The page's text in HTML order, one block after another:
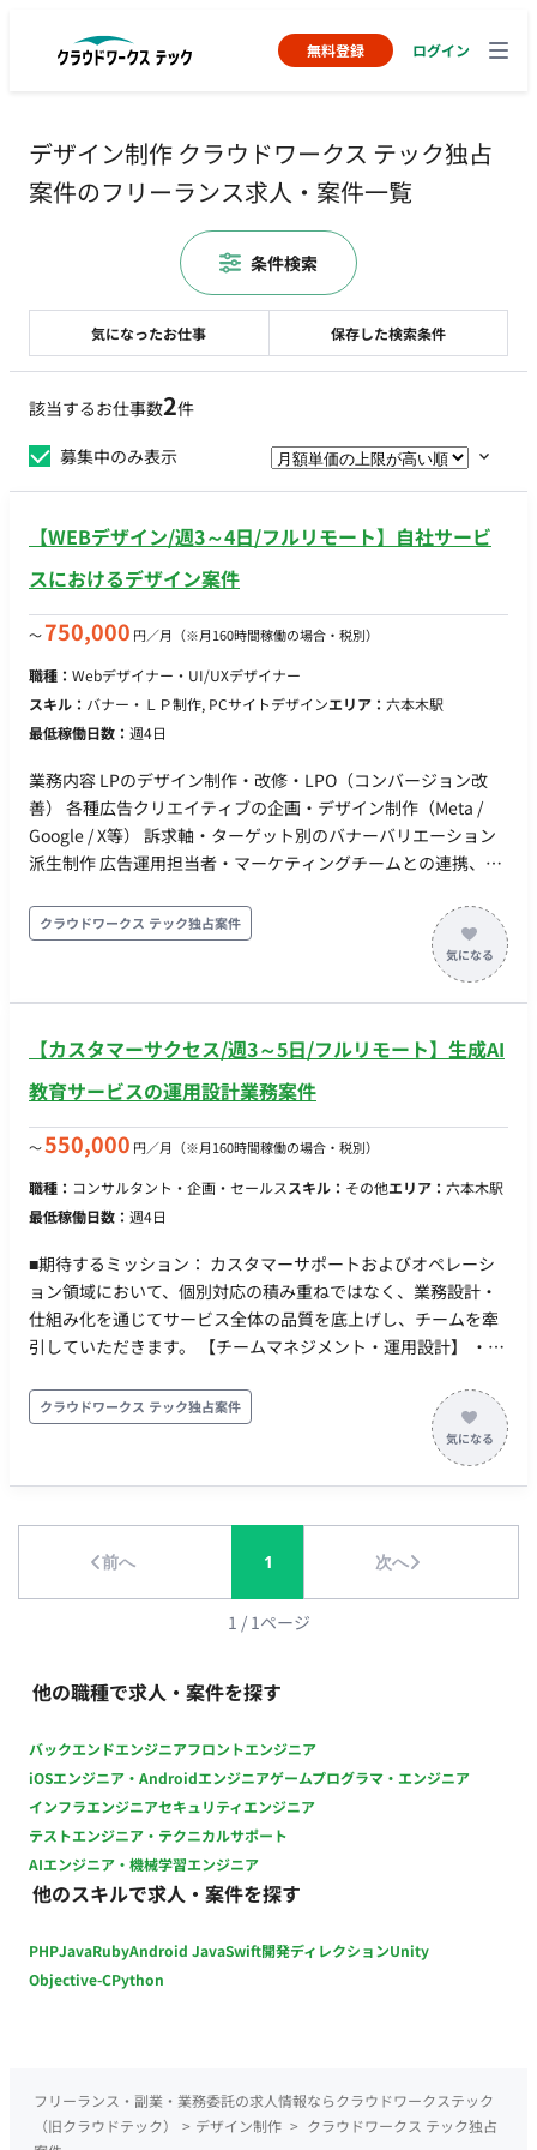
無料登録 ログイン
デザイン制作 クラウドワークス テック独占
案件のフリーランス求人・案件一覧
該当するお仕事数2件
募集中のみ表示
【WEBデザイン/週3～4日/フルリモート】自社サービ
スにおけるデザイン案件
〜750,000 円／月 （※月160時間稼働の場合・税別）
職種： Webデザイナー・UI/UXデザイナー
スキル： バナー・ＬＰ制作, PCサイトデザインエリア： 六本木駅
最低稼働日数： 週4日
業務内容 LPのデザイン制作・改修・LPO（コンバージョン改
善） 各種広告クリエイティブの企画・デザイン制作（Meta /
Google / X等） 訴求軸・ターゲット別のバナーバリエーション
派生制作 広告運用担当者・マーケティングチームとの連携、配
ザイン制作・素材生成の効率化 ■期待するミッション： 「かっ
こいい」だけではなく、配信結果や数値指標に基づいた「コン
バージョン（CV）するデザイン」を追求し、スピードと品質を
両立しながらプロダクトのグロースに貢献していただきます。
改修、およびLPO（コンバージョン率最適化） ・Meta、
Google、Xなどの各種広告クリエイティブの企画およびデザイ
作 ・広告運用担当者やマーケティングチームと連携し、配信結
Midjourney等の生成AIツールを活用したデザイン制作、素材生
成の効率化 ■開発環境： ・プログラミング言語・FW・DB・イ
Midjourney, Adobe Firefly (※コーディングが発生する場合は
HTML, CSS) ・稼働量：週３～４日（月80h〜120h程度想定）
クラウドワークス テック独占案件
【カスタマーサクセス/週3～5日/フルリモート】生成AI
教育サービスの運用設計業務案件
〜550,000 円／月 （※月160時間稼働の場合・税別）
職種： コンサルタント・企画・セールススキル： その他エリア： 六本木駅
最低稼働日数： 週4日
■期待するミッション： カスタマーサポートおよびオペレーシ
ョン領域において、個別対応の積み重ねではなく、業務設計・
仕組み化を通じてサービス全体の品質を底上げし、チームを牽
引していただきます。 【チームマネジメント・運用設計】 ・メ
対応手順書の整備、品質基準の設定 ・応答時間・解決率・チー
ム稼働率などの数値モニタリングと業務改善 ・カスタマーサポ
領収書発行・退会処理・返金対応・メールアドレス変更等の各
の学習管理システムへの入稿】 ・講師の契約書作成・シフト調
整 ・会員管理システムへの登録作業・サーバー関連エラーの一
次対応 ・イベント関連オペレーション 【ユーザーへの事前案
ベントの当日立ち合い 稼働量：週25〜35時間程度（週3〜5日
相当）
クラウドワークス テック独占案件
前へ 1 次へ
1 / 1ページ
他の職種で求人・案件を探す
バックエンドエンジニアフロントエンジニア
iOSエンジニア・Androidエンジニアゲームプログラマ・エンジニア
インフラエンジニアセキュリティエンジニア
テストエンジニア・テクニカルサポート
AIエンジニア・機械学習エンジニア
他のスキルで求人・案件を探す
PHPJavaRubyAndroid JavaSwift開発ディレクションUnity
Objective-CPython
気になったお仕事 保存した検索条件
条件検索
フリーランス・副業・業務委託の求人情報ならクラウドワークステック
（旧クラウドテック）
> デザイン制作 > クラウドワークス テック独占